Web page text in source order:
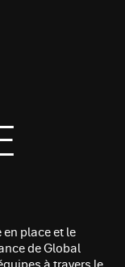
place et le
de Global